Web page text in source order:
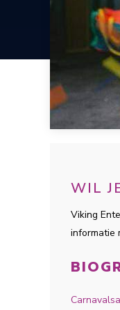
WIL
Viking
informatie